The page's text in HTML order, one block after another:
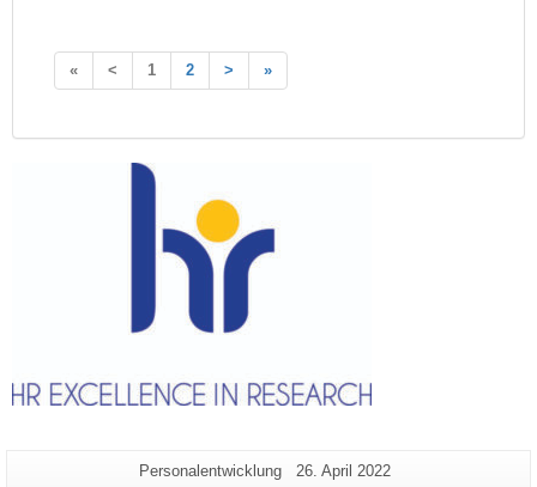
« < 1 2 > »
Zusätzliche
Seiten-
Personalentwicklung
Letzte
26. April 2022